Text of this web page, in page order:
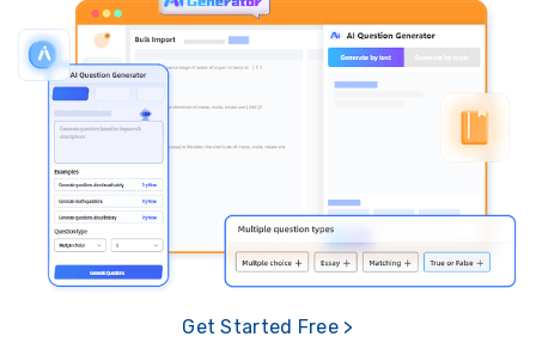
Get Started Free >